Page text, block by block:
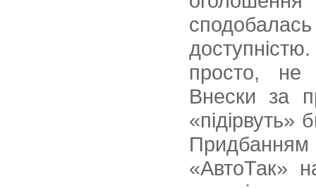
просто, не
Внески за
«підірвуть»
«АвтоТак»